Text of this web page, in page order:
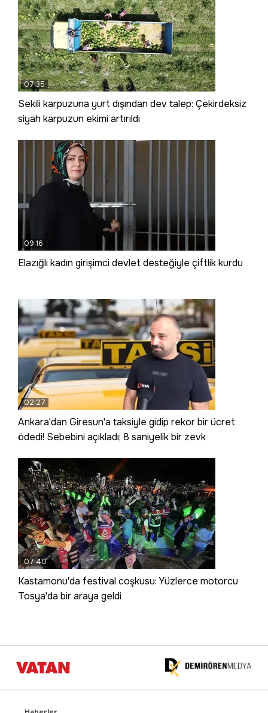
07:35
Sekili karpuzuna yurt dışından dev talep: Çekirdeksiz
siyah karpuzun ekimi artırıldı
09:16
Elazığlı kadın girişimci devlet desteğiyle çiftlik kurdu
02:27
Ankara'dan Giresun'a taksiyle gidip rekor bir ücret
ödedi! Sebebini açıkladı; 8 saniyelik bir zevk
07:40
Kastamonu'da festival coşkusu: Yüzlerce motorcu
Tosya'da bir araya geldi